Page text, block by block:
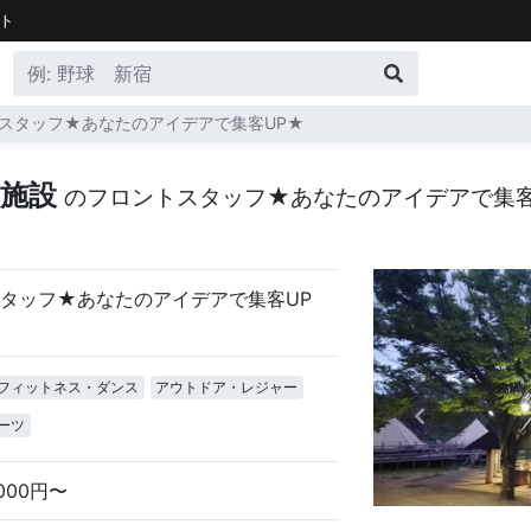
タッフ★あなたのアイデアで集客UP★
設 のフロントスタッフ★あなたのアイデアで集
ッフ★あなたのアイデアで集客UP
ィットネス・ダンス アウトドア・レジャー
ツ
円〜